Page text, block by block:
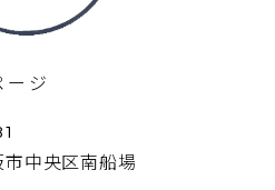
ジ
市中央区南船場